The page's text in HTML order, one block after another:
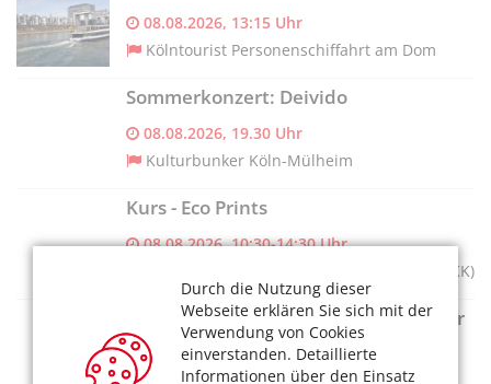
Durch die Nutzung dieser
Webseite erklären Sie sich mit der
Verwendung von Cookies
einverstanden. Detaillierte
Informationen über den Einsatz
08.08.2026, 13:15 Uhr
Kölntourist Personenschiffahrt am Dom
Sommerkonzert: Deivido
08.08.2026, 19.30 Uhr
Kulturbunker Köln-Mülheim
Kurs - Eco Prints
08.08.2026, 10:30-14:30 Uhr
Museum für Angewandte Kunst Köln (MAKK)
NO GO: Angie Hiesl und Roland Kaiser
08.08.2026, 18 Uhr